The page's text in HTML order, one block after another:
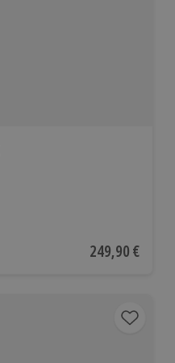
Aktueller Preis
249,90 €